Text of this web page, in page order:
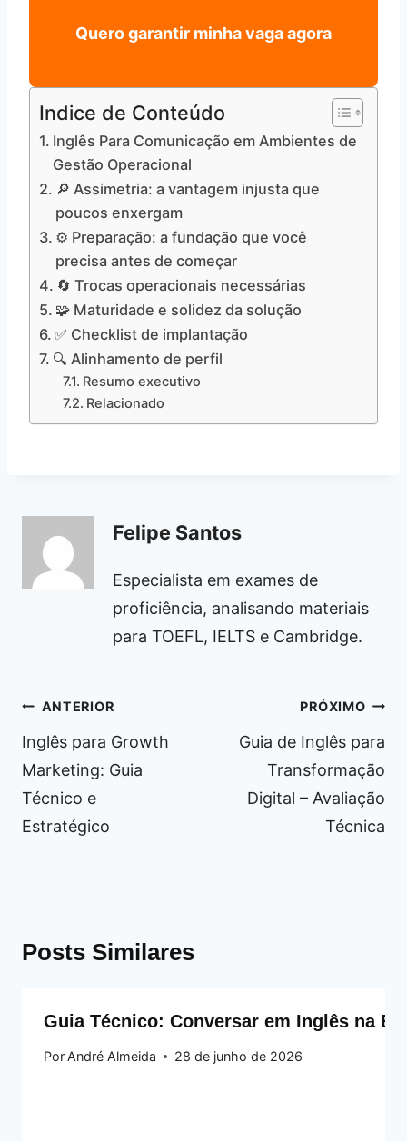
Quero garantir minha vaga agora
Indice de Conteúdo
Inglês Para Comunicação em Ambientes de
Gestão Operacional
🔎 Assimetria: a vantagem injusta que
poucos enxergam
⚙️ Preparação: a fundação que você
precisa antes de começar
🔄 Trocas operacionais necessárias
🧩 Maturidade e solidez da solução
✅ Checklist de implantação
🔍 Alinhamento de perfil
Resumo executivo
Relacionado
Felipe Santos
Especialista em exames de
proficiência, analisando materiais
para TOEFL, IELTS e Cambridge.
Navegação
de
Post
ANTERIOR
Inglês para Growth
Marketing: Guia
Técnico e
Estratégico
PRÓXIMO
Guia de Inglês para
Transformação
Digital – Avaliação
Técnica
Posts Similares
Guia Técnico: Conversar em Inglês na
PorAndré Almeida 28 de junho de 2026